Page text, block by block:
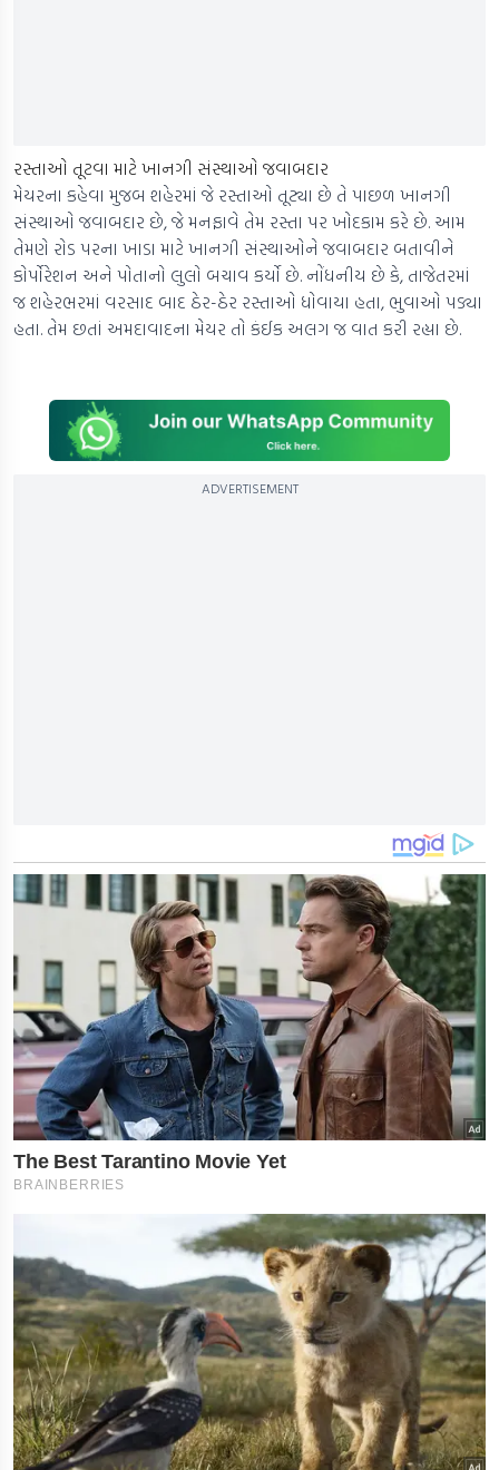
રસ્તાઓ તૂટવા માટે ખાનગી સંસ્થાઓ જવાબદાર
મેયરના કહેવા મુજબ શહેરમાં જે રસ્તાઓ તૂટ્યા છે તે પાછળ ખાનગી
સંસ્થાઓ જવાબદાર છે, જે મનફાવે તેમ રસ્તા પર ખોદકામ કરે છે. આમ
તેમણે રોડ પરના ખાડા માટે ખાનગી સંસ્થાઓને જવાબદાર બતાવીને
કોર્પોરેશન અને પોતાનો લુલો બચાવ કર્યો છે. નોંધનીય છે કે, તાજેતરમાં
જ શહેરભરમાં વરસાદ બાદ ઠેર-ઠેર રસ્તાઓ ધોવાયા હતા, ભુવાઓ પડ્યા
હતા. તેમ છતાં અમદાવાદના મેયર તો કંઈક અલગ જ વાત કરી રહ્યા છે.
ADVERTISEMENT